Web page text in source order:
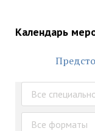
Календарь
Все
Все форматы